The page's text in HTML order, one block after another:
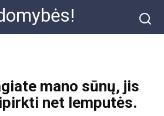
mano sūnų, jis
net lemputės.